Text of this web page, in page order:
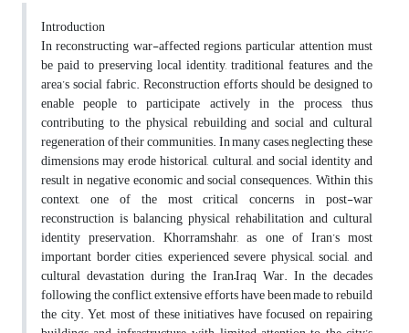
Introduction
In reconstructing war-affected regions, particular attention must
be paid to preserving local identity, traditional features, and the
area’s social fabric. Reconstruction efforts should be designed to
enable people to participate actively in the process, thus
contributing to the physical rebuilding and social and cultural
regeneration of their communities. In many cases, neglecting these
dimensions may erode historical, cultural, and social identity and
result in negative economic and social consequences. Within this
context, one of the most critical concerns in post-war
reconstruction is balancing physical rehabilitation and cultural
identity preservation. Khorramshahr, as one of Iran’s most
important border cities, experienced severe physical, social, and
cultural devastation during the Iran–Iraq War. In the decades
following the conflict, extensive efforts have been made to rebuild
the city. Yet, most of these initiatives have focused on repairing